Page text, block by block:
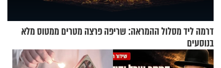
דרמה ליד מסלול ההמראה: שריפה פרצה מטרים ממטוס מלא
בנוסעים